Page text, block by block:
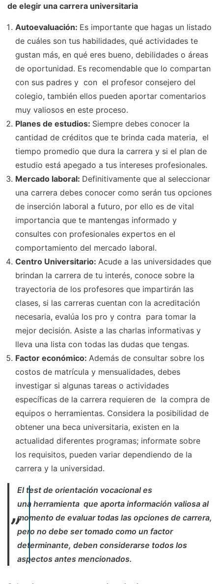
de elegir una carrera universitaria
Autoevaluación: Es importante que hagas un listado
de cuáles son tus habilidades, qué actividades te
gustan más, en qué eres bueno, debilidades o áreas
de oportunidad. Es recomendable que lo compartan
con sus padres y con el profesor consejero del
colegio, también ellos pueden aportar comentarios
muy valiosos en este proceso.
Planes de estudios: Siempre debes conocer la
cantidad de créditos que te brinda cada materia, el
tiempo promedio que dura la carrera y si el plan de
estudio está apegado a tus intereses profesionales.
Mercado laboral: Definitivamente que al seleccionar
una carrera debes conocer como serán tus opciones
de inserción laboral a futuro, por ello es de vital
importancia que te mantengas informado y
consultes con profesionales expertos en el
comportamiento del mercado laboral.
Centro Universitario: Acude a las universidades que
brindan la carrera de tu interés, conoce sobre la
trayectoria de los profesores que impartirán las
clases, si las carreras cuentan con la acreditación
necesaria, evalúa los pro y contra para tomar la
mejor decisión. Asiste a las charlas informativas y
lleva una lista con todas las dudas que tengas.
Factor económico: Además de consultar sobre los
costos de matrícula y mensualidades, debes
investigar si algunas tareas o actividades
específicas de la carrera requieren de la compra de
equipos o herramientas. Considera la posibilidad de
obtener una beca universitaria, existen en la
actualidad diferentes programas; informate sobre
los requisitos, pueden variar dependiendo de la
carrera y la universidad.
El test de orientación vocacionales
una herramienta que aporta información valiosa al
momento de evaluar todas las opciones de carrera,
pero no debe ser tomado como un factor
determinante, deben considerarse todos los
aspectos antes mencionados.